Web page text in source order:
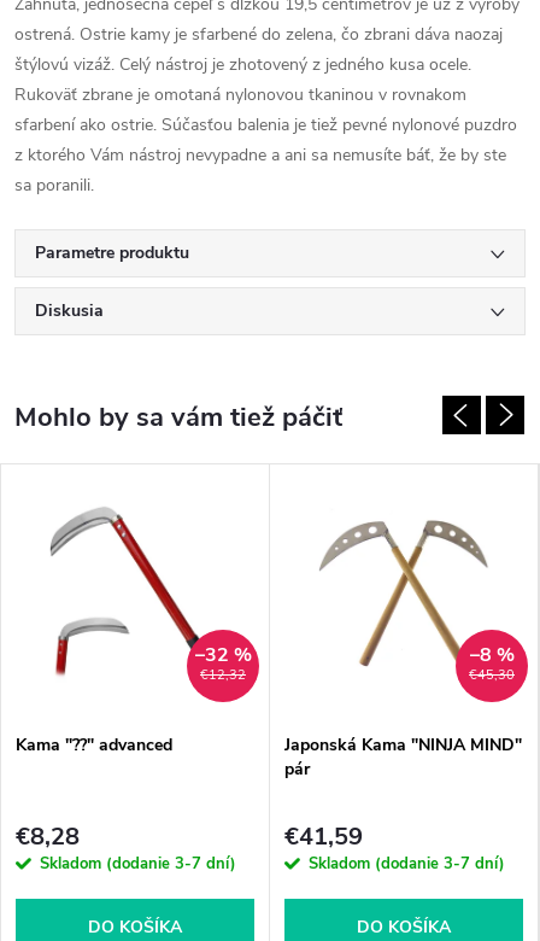
ostrená. Ostrie kamy je sfarbené do zelena, čo zbrani dáva naozaj
štýlovú vizáž. Celý nástroj je zhotovený z jedného kusa ocele.
Rukoväť zbrane je omotaná nylonovou tkaninou v rovnakom
sfarbení ako ostrie. Súčasťou balenia je tiež pevné nylonové puzdro
z ktorého Vám nástroj nevypadne a ani sa nemusíte báť, že by ste
sa poranili.
Parametre produktu
Diskusia
€12,32
–32 %
Kama "??" advanced
€8,28
Skladom (dodanie 3-7 dní)
DO KOŠÍKA
€45,30
–8 %
Japonská Kama "NINJA MIND"
pár
€41,59
Skladom (dodanie 3-7 dní)
DO KOŠÍKA